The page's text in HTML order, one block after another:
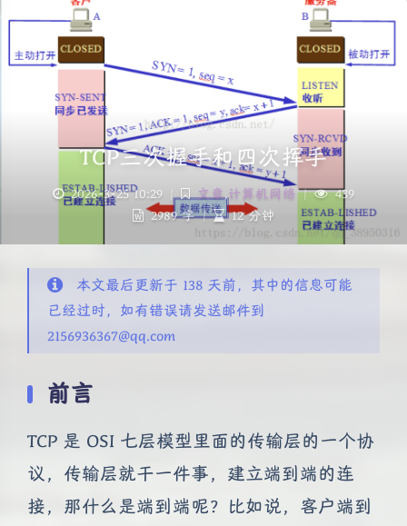
TCP三次握手和四次挥手
2026-3-25 10:29 | 文章,计算机网络 |
439
2989 字 | 12 分钟
本文最后更新于 138 天前，其中的信息可能
已经过时，如有错误请发送邮件到
2156936367@qq.com
前言
TCP 是 OSI 七层模型里面的传输层的一个协
议，传输层就干一件事，建立端到端的连
接，那什么是端到端呢？比如说，客户端到